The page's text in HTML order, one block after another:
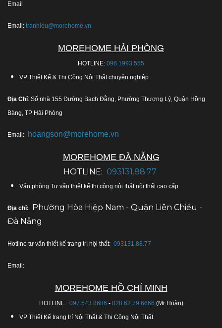
Email
Email: tranhieu@morehome.vn
MOREHOME HẢI PHÒNG
HOTLINE: 096.1993.555
VP Thiết Kế & Thi Công Nội Thất chuyên nghiệp
Địa Chỉ: Số nhà 155 Đường Bạch Đằng, Phường Thượng Lý, Quận Hồng
Bàng, TP Hải Phòng
Email: hoangson@morehome.vn
MOREHOME ĐÀ NẴNG
HOTLINE: 093131.88.77
Văn phòng Tư vấn thiết kế thi công nội thất nội thất cao cấp
Địa chỉ:
Phường Hòa Hiệp Nam - Quận Liên Chiều -
Đà Nẵng
Hotline tư vấn thiết kế trang trí nội thất: 093131.88.77
Email:
MOREHOME HỒ CHÍ MINH
HOTLINE: 097.543.8686 - 028.62.79.6666 (Mr Hoàn)
VP Thiết Kế trang trí Nội Thất & Thi Công Nội Thất